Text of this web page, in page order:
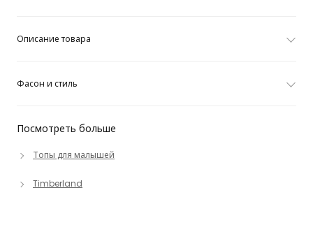
Посмотреть больше
Топы для малышей
Timberland
Описание товара
Фасон и стиль